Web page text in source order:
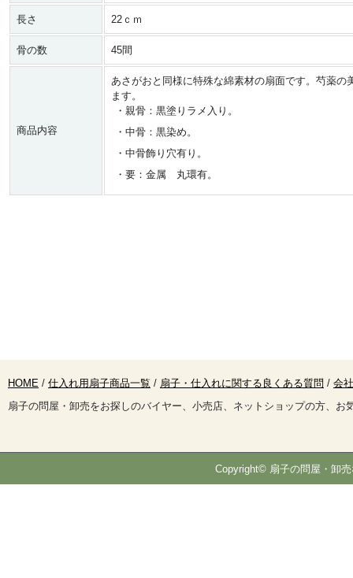
長さ 22ｃｍ
骨の数 45間
商品内容
あさがおと同様に特殊な綿素材の扇面です。芍薬
ます。
・親骨：黒塗りラメ入り。
・中骨：黒染め。
・中骨飾り穴有り。
・要：金属 丸環有。
HOME / 仕入れ用扇子商品一覧 / 扇子・仕入れに関する良くある質問 / 会
扇子の問屋・卸売をお探しのバイヤー、小売店、ネットショップの方、お
Copyright© 扇子の問屋・卸